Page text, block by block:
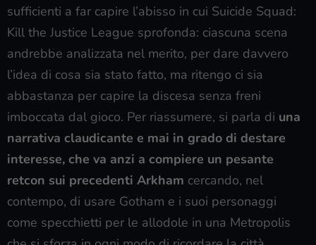
sufficienti a far capire l’abisso in cui Suicide Squad:
Kill the Justice League sprofonda: ciascuna scena
andrebbe analizzata nel merito, per dare davvero
l’idea di cosa sia stato fatto, ma ritengo ci sia
abbastanza per capire la discesa senza freni
imboccata dal gioco. Per riassumere, si parla di una
narrativa claudicante e mai in grado di destare
interesse, che va anzi a compiere un pesante
retcon sui precedenti Arkham cercando, nel
contempo, di usare Gotham e i suoi personaggi
come specchietti per le allodole in una Metropolis